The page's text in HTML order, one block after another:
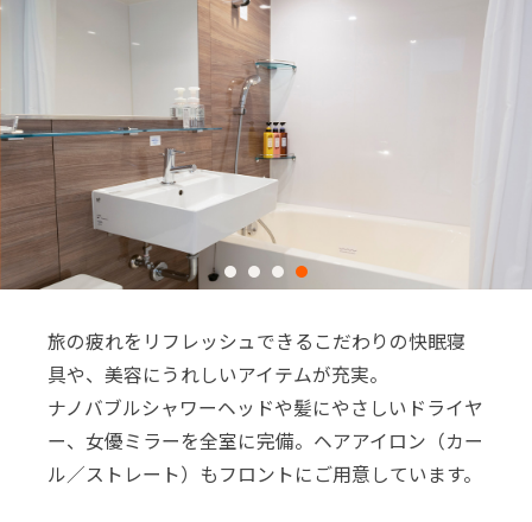
Rates and the membership program differ from Japanese website.
Global Site
You can see the FAQ as follows.
旅の疲れをリフレッシュできるこだわりの快眠寝
具や、美容にうれしいアイテムが充実。
ナノバブルシャワーヘッドや髪にやさしいドライヤ
ー、女優ミラーを全室に完備。ヘアアイロン（カー
ル／ストレート）もフロントにご用意しています。